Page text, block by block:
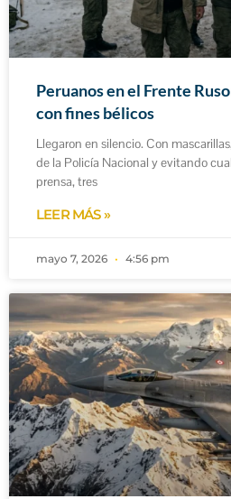
Peruanos en el Frente
con fines bélicos
Llegaron en silencio. Con
de la Policía Nacional y evitando
prensa, tres
LEER MÁS »
mayo 7, 2026 4:56 pm